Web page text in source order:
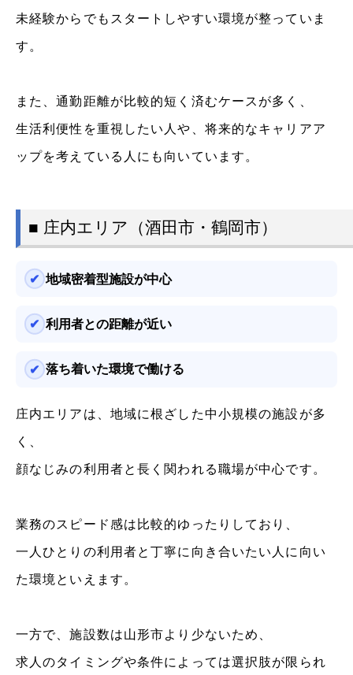
未経験からでもスタートしやすい環境が整っていま
す。
また、通勤距離が比較的短く済むケースが多く、
生活利便性を重視したい人や、将来的なキャリアア
ップを考えている人にも向いています。
■ 庄内エリア（酒田市・鶴岡市）
地域密着型施設が中心
利用者との距離が近い
落ち着いた環境で働ける
庄内エリアは、地域に根ざした中小規模の施設が多
く、
顔なじみの利用者と長く関われる職場が中心です。
業務のスピード感は比較的ゆったりしており、
一人ひとりの利用者と丁寧に向き合いたい人に向い
た環境といえます。
一方で、施設数は山形市より少ないため、
求人のタイミングや条件によっては選択肢が限られ